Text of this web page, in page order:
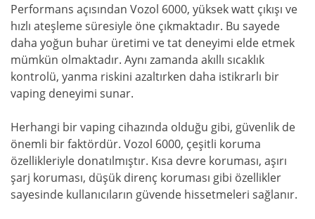
Performans açısından Vozol 6000, yüksek watt çıkışı ve
hızlı ateşleme süresiyle öne çıkmaktadır. Bu sayede
daha yoğun buhar üretimi ve tat deneyimi elde etmek
mümkün olmaktadır. Aynı zamanda akıllı sıcaklık
kontrolü, yanma riskini azaltırken daha istikrarlı bir
vaping deneyimi sunar.
Herhangi bir vaping cihazında olduğu gibi, güvenlik de
önemli bir faktördür. Vozol 6000, çeşitli koruma
özellikleriyle donatılmıştır. Kısa devre koruması, aşırı
şarj koruması, düşük direnç koruması gibi özellikler
sayesinde kullanıcıların güvende hissetmeleri sağlanır.